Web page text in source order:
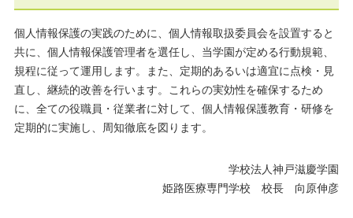
個人情報保護の実践のために、個人情報取扱委員会を設置すると
共に、個人情報保護管理者を選任し、当学園が定める行動規範、
規程に従って運用します。また、定期的あるいは適宜に点検・見
直し、継続的改善を行います。これらの実効性を確保するため
に、全ての役職員・従業者に対して、個人情報保護教育・研修を
定期的に実施し、周知徹底を図ります。
学校法人神戸滋慶学園
姫路医療専門学校 校長 向原伸彦